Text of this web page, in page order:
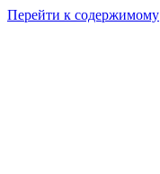
Перейти к содержимому